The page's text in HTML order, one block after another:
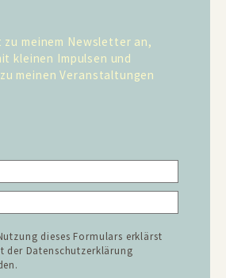
zu meinem Newsletter an,
kleinen Impulsen und
meinen Veranstaltungen
dieses Formulars erklärst
der Datenschutzerklärung